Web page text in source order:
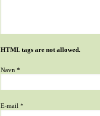
HTML tags are not allowed.
Navn *
E-mail *